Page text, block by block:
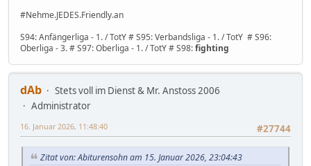
#Nehme.JEDES.Friendly.an
S94: Anfängerliga - 1. / TotY # S95: Verbandsliga - 1. / TotY # S96:
Oberliga - 3. # S97: Oberliga - 1. / TotY # S98:fighting
dAb
Stets voll im Dienst & Mr. Anstoss 2006
Administrator
#27744
16. Januar 2026, 11:48:40
Zitat von: Abiturensohn am 15. Januar 2026, 23:04:43